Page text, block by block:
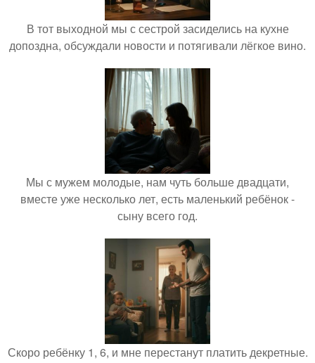
В тот выходной мы с сестрой засиделись на кухне
допоздна, обсуждали новости и потягивали лёгкое вино.
Мы с мужем молодые, нам чуть больше двадцати,
вместе уже несколько лет, есть маленький ребёнок -
сыну всего год.
Скоро ребёнку 1, 6, и мне перестанут платить декретные.